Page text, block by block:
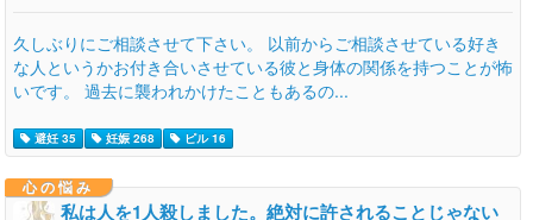
久しぶりにご相談させて下さい。 以前からご相談させている好き
な人というかお付き合いさせている彼と身体の関係を持つことが怖
いです。 過去に襲われかけたこともあるの...
避妊 35 妊娠 268 ピル 16
心の悩み
私は人を1人殺しました。絶対に許されることじゃない